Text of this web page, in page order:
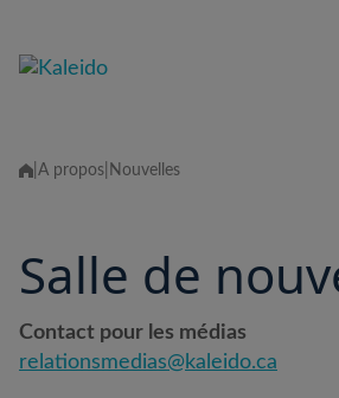
content
À propos Nouvelles
Salle de
Contact pour les médias
relationsmedias@kaleido.ca